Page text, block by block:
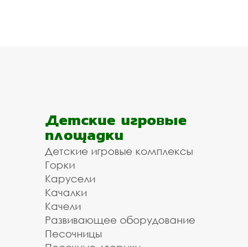
Детские игровые
площадки
Детские игровые комплексы
Горки
Карусели
Качалки
Качели
Развивающее оборудование
Песочницы